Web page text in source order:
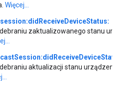
Więcej...
zaktualizowanego stanu
aktualizacji stanu